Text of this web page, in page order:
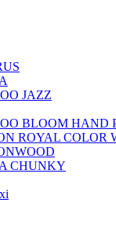
JAZZ
BLOOM HAND
ROYAL COLOR
CHUNKY